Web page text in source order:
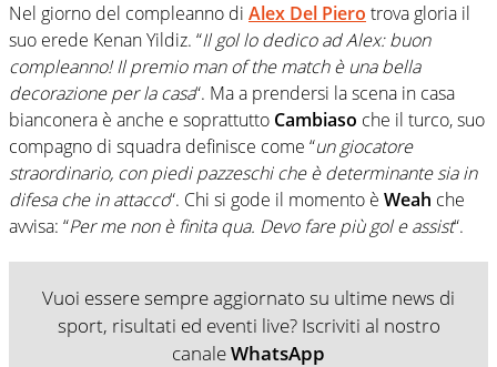
Nel giorno del compleanno di Alex Del Piero trova gloria il
suo erede Kenan Yildiz. “Il gol lo dedico ad Alex: buon
compleanno! Il premio man of the match è una bella
decorazione per la casa“. Ma a prendersi la scena in casa
bianconera è anche e soprattutto Cambiaso che il turco, suo
compagno di squadra definisce come “un giocatore
straordinario, con piedi pazzeschi che è determinante sia in
difesa che in attacco“. Chi si gode il momento è Weah che
avvisa: “Per me non è finita qua. Devo fare più gol e assist“.
Vuoi essere sempre aggiornato su ultime news di
sport, risultati ed eventi live? Iscriviti al nostro
canaleWhatsApp